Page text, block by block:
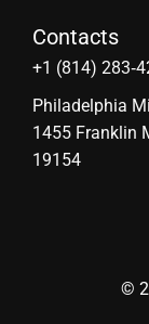
Contacts
‪+1 (814)
Philadelphia
1455 Franklin
19154
©